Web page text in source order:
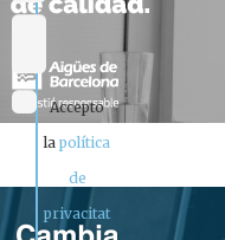
Accepto
lapolítica
de
privacitat